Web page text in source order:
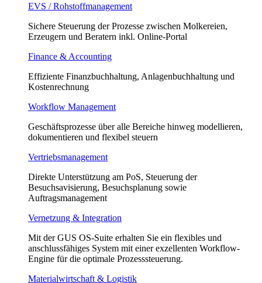
EVS / Rohstoffmanagement
Sichere Steuerung der Prozesse zwischen Molkereien,
Erzeugern und Beratern inkl. Online-Portal
Finance & Accounting
Effiziente Finanzbuchhaltung, Anlagenbuchhaltung und
Kostenrechnung
Workflow Management
Geschäftsprozesse über alle Bereiche hinweg modellieren,
dokumentieren und flexibel steuern
Vertriebsmanagement
Direkte Unterstützung am PoS, Steuerung der
Besuchsavisierung, Besuchsplanung sowie
Auftragsmanagement
Vernetzung & Integration
Mit der GUS OS-Suite erhalten Sie ein flexibles und
anschlussfähiges System mit einer exzellenten Workflow-
Engine für die optimale Prozesssteuerung.
Materialwirtschaft & Logistik